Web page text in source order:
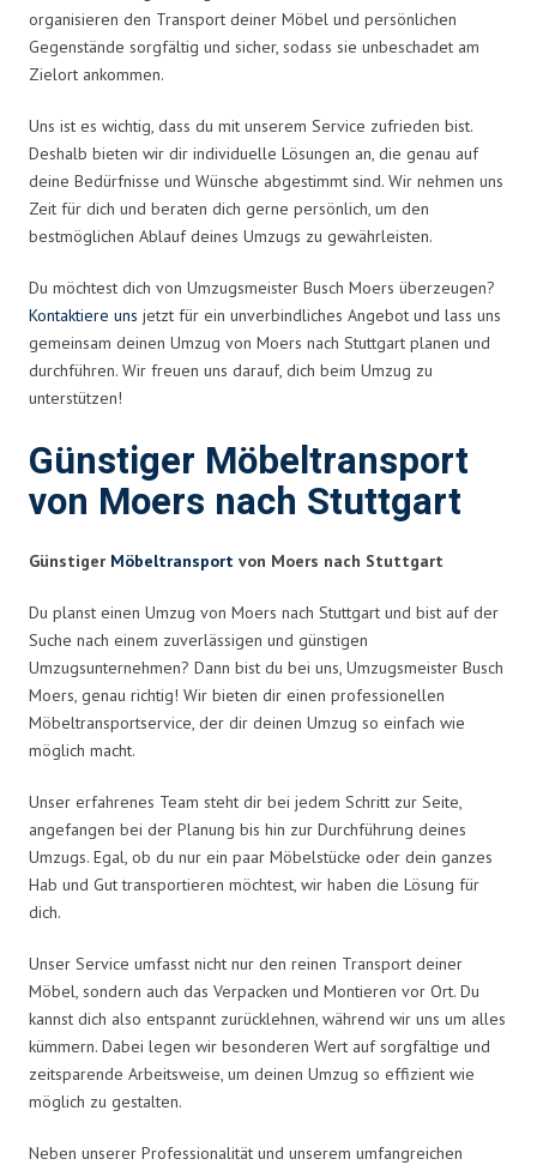
organisieren den Transport deiner Möbel und persönlichen
Gegenstände sorgfältig und sicher, sodass sie unbeschadet am
Zielort ankommen.
Uns ist es wichtig, dass du mit unserem Service zufrieden bist.
Deshalb bieten wir dir individuelle Lösungen an, die genau auf
deine Bedürfnisse und Wünsche abgestimmt sind. Wir nehmen uns
Zeit für dich und beraten dich gerne persönlich, um den
bestmöglichen Ablauf deines Umzugs zu gewährleisten.
Du möchtest dich von Umzugsmeister Busch Moers überzeugen?
Kontaktiere uns jetzt für ein unverbindliches Angebot und lass uns
gemeinsam deinen Umzug von Moers nach Stuttgart planen und
durchführen. Wir freuen uns darauf, dich beim Umzug zu
unterstützen!
Günstiger Möbeltransport
von Moers nach Stuttgart
Günstiger Möbeltransport von Moers nach Stuttgart
Du planst einen Umzug von Moers nach Stuttgart und bist auf der
Suche nach einem zuverlässigen und günstigen
Umzugsunternehmen? Dann bist du bei uns, Umzugsmeister Busch
Moers, genau richtig! Wir bieten dir einen professionellen
Möbeltransportservice, der dir deinen Umzug so einfach wie
möglich macht.
Unser erfahrenes Team steht dir bei jedem Schritt zur Seite,
angefangen bei der Planung bis hin zur Durchführung deines
Umzugs. Egal, ob du nur ein paar Möbelstücke oder dein ganzes
Hab und Gut transportieren möchtest, wir haben die Lösung für
dich.
Unser Service umfasst nicht nur den reinen Transport deiner
Möbel, sondern auch das Verpacken und Montieren vor Ort. Du
kannst dich also entspannt zurücklehnen, während wir uns um alles
kümmern. Dabei legen wir besonderen Wert auf sorgfältige und
zeitsparende Arbeitsweise, um deinen Umzug so effizient wie
möglich zu gestalten.
Neben unserer Professionalität und unserem umfangreichen